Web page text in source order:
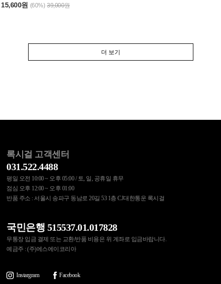
15,600원 (60%) 39,000원
더 보기
록시걸 고객센터
031.522.4488
평일 오전 10:00 ~ 오후 05:00 / 토, 일, 공휴일 휴무
점심 오후 12:00 ~ 오후 01:00
반품 주소 : 서울시 송파구 동남로 20길 53 1층 CJ대한통운 록시걸
국민은행 515537.01.017828
무통장 입금 결제 또는 교환/반품 비용은 위 계좌로 입금바랍니다.
예금주 : (주)에스에이코리아
Instargram Facebook